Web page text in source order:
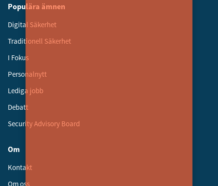
Populära ämnen
Digital Säkerhet
Traditionell Säkerhet
I Fokus
Personalnytt
Lediga jobb
Debatt
Security Advisory Board
Om
Kontakt
Om oss